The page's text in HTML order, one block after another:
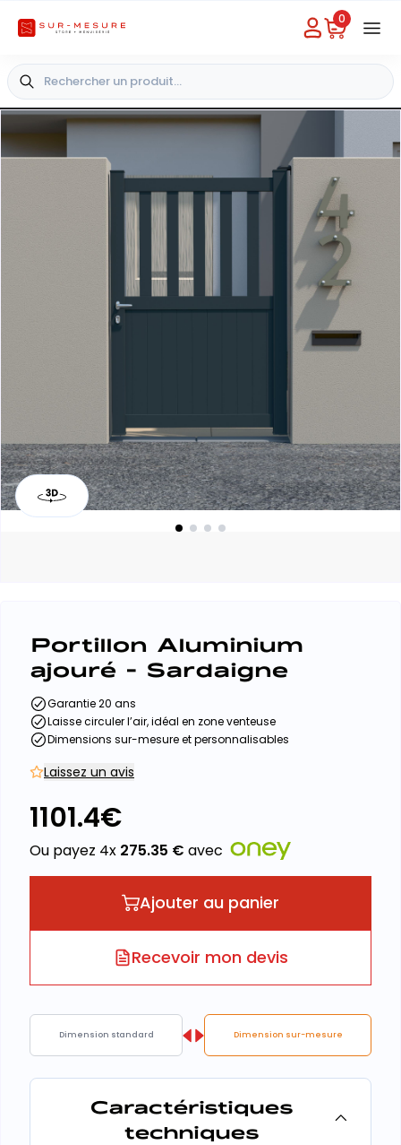
Besoin d'aide
0
Portillon Aluminium
ajouré - Sardaigne
Garantie 20 ans
Laisse circuler l’air, idéal en zone venteuse
Dimensions sur-mesure et personnalisables
Laissez un avis
1101.4€
Ou payez 4x 275.35 € avec
Ajouter au panier
Recevoir mon devis
Dimension standard Dimension sur-mesure
Caractéristiques
techniques